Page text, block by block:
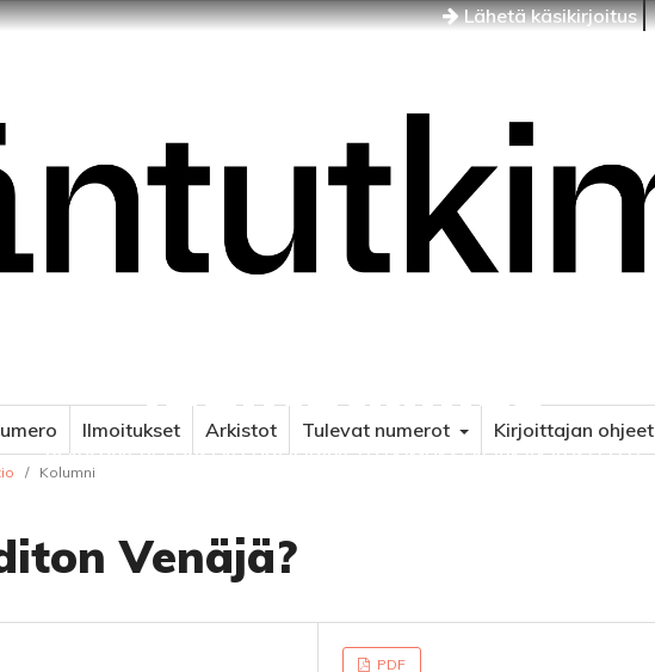
Lähetä käsikirjoitus
Idäntutkimus
VENÄJÄN JA ITÄISEN EUROOPAN TUTKIMUKSEN AIKAKAUSLEHTI
Ilmoitukset Arkistot Tulevat numerot Kirjoittajan ohjeet
/ Kolumni
Venäjä?
PDF